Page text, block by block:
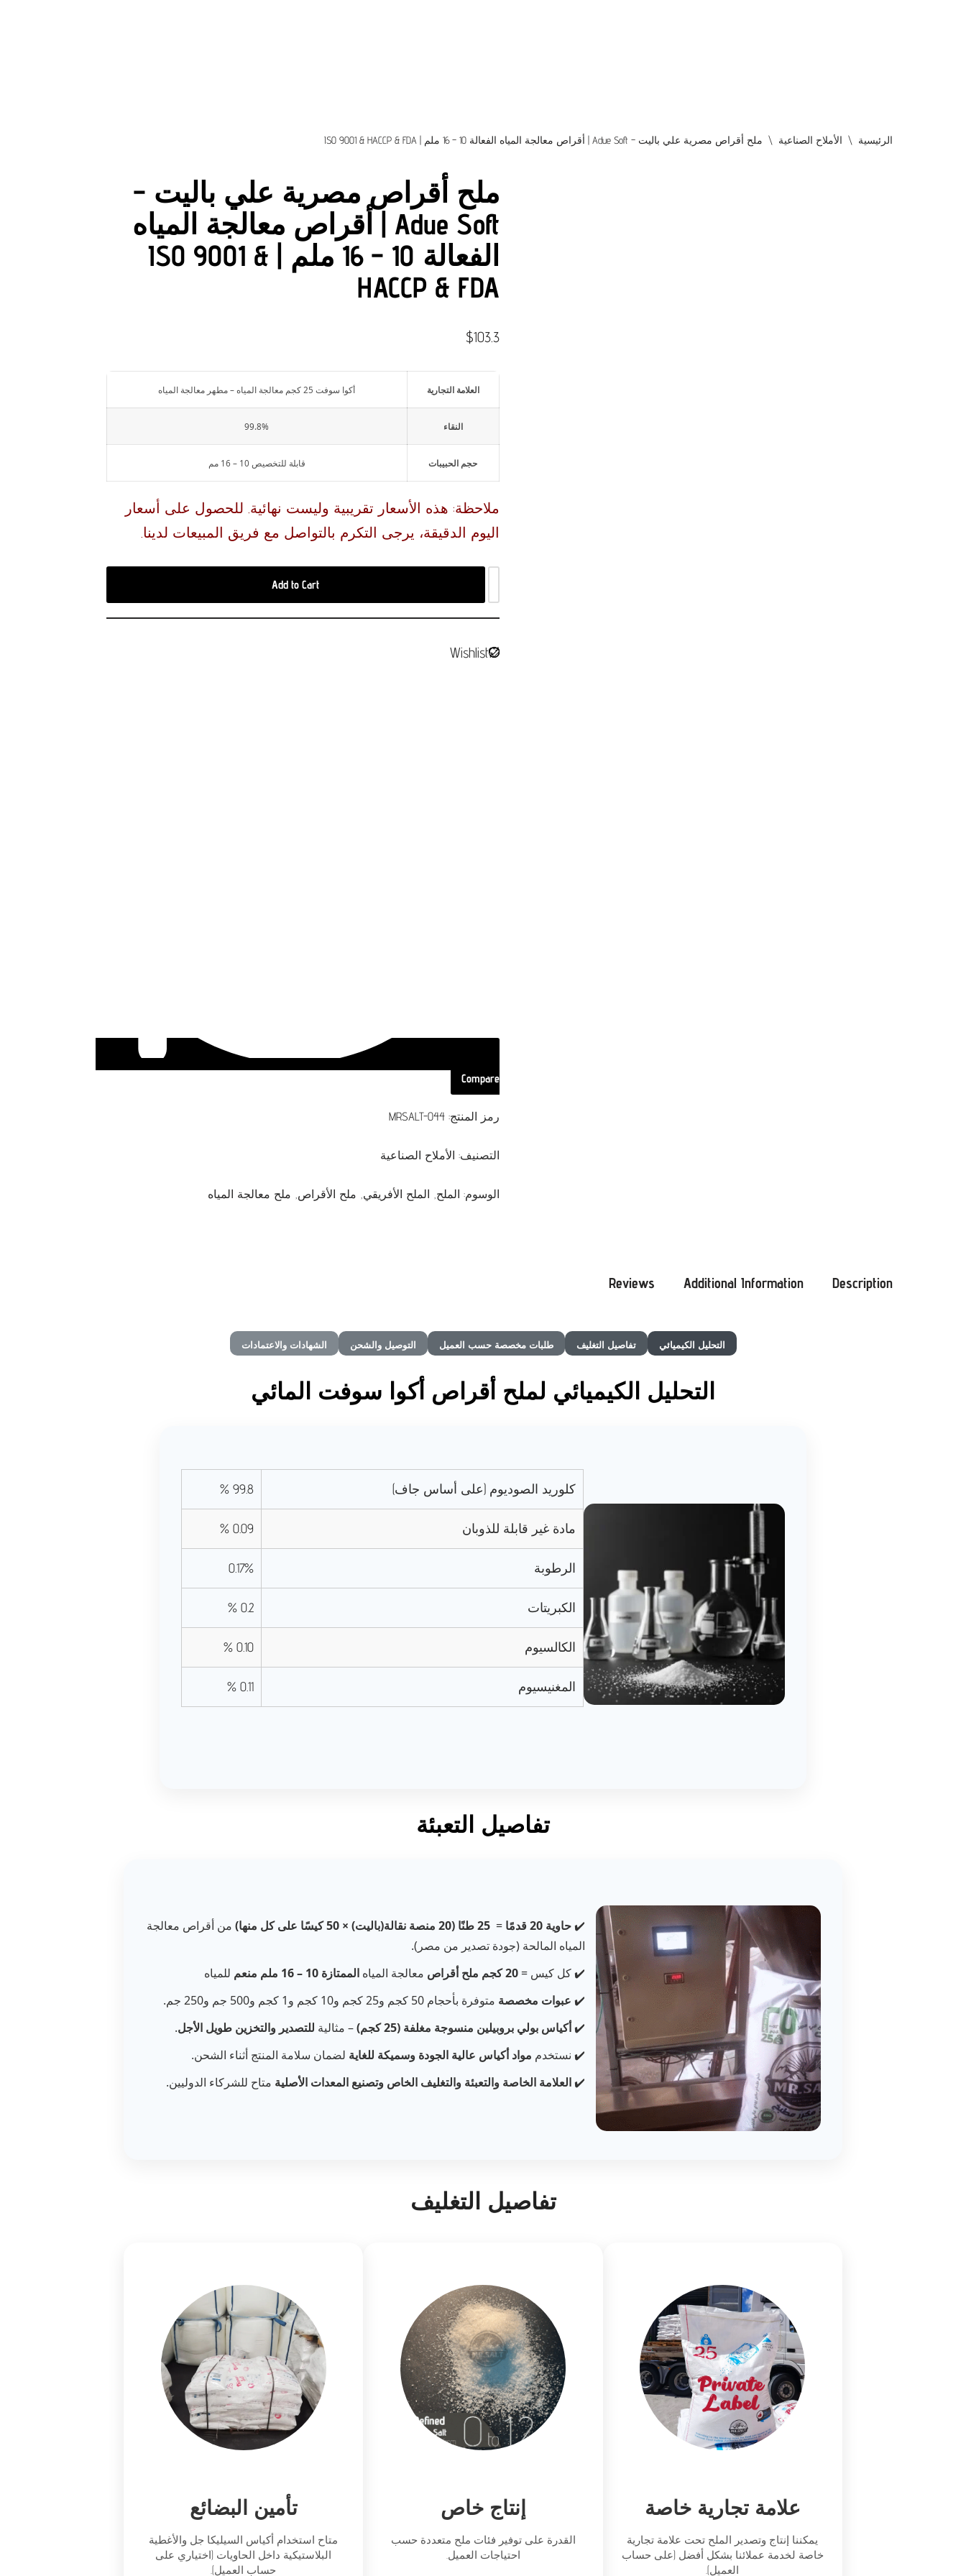
الرئيسية \ الأملاح الصناعية \ ملح أقراص مصرية علي باليت – Adue Soft | أقراص معالجة المياه الفعالة 10 – 16 ملم | ISO 9001 & HACCP & FDA
ملح أقراص مصرية علي باليت –
Adue Soft | أقراص معالجة المياه
الفعالة 10 – 16 ملم | ISO 9001 &
HACCP & FDA
$103.3
العلامة التجارية أكوا سوفت 25 كجم معالجة المياه – مطهر معالجة المياه
النقاء 99.8%
حجم الحبيبات قابلة للتخصيص 10 – 16 مم
ملاحظة: هذه الأسعار تقريبية وليست نهائية. للحصول على أسعار
اليوم الدقيقة، يرجى التكرم بالتواصل مع فريق المبيعات لدينا.
Add to Cart
Wishlist
Compare
رمز المنتج:MRSALT-044
التصنيف: الأملاح الصناعية
الوسوم: الملح, الملح الأفريقي, ملح الأقراص, ملح معالجة المياه
Description
Additional Information
Reviews
التحليل الكيميائي تفاصيل التغليف طلبات مخصصة حسب العميل التوصيل والشحن الشهادات والاعتمادات
التحليل الكيميائي لملح أقراص أكوا سوفت المائي
كلوريد الصوديوم (على أساس جاف) 99.8 %
مادة غير قابلة للذوبان 0.09 %
الرطوبة 0.17%
الكبريتات 0.2 %
الكالسيوم 0.10 %
المغنيسيوم 0.11 %
تفاصيل التعبئة
✔️حاوية 20 قدمًا =25 طنًا (20 منصة نقالة(باليت) × 50 كيسًا على كل منها)
من أقراص معالجة
المياه المالحة (جودة تصدير من مصر).
✔️ كل كيس =20 كجم ملح أقراص معالجة المياهالممتازة10 – 16 ملم منعم
للمياه
✔️ عبوات مخصصة متوفرة بأحجام 50 كجم و25 كجم و10 كجم و1 كجم و500 جم و250 جم.
✔️أكياس بولي بروبيلين منسوجة مغلفة (25 كجم) – مثالية للتصدير والتخزين طويل الأجل.
✔️ نستخدم مواد أكياس عالية الجودة وسميكة للغاية لضمان سلامة المنتج أثناء الشحن.
✔️العلامة الخاصة والتعبئة والتغليف الخاص وتصنيع المعدات الأصلية متاح للشركاء الدوليين.
تفاصيل التغليف
علامة تجارية خاصة
يمكننا إنتاج وتصدير الملح تحت علامة تجارية
خاصة لخدمة عملائنا بشكل أفضل (على حساب
العميل).
إنتاج خاص
القدرة على توفير فئات ملح متعددة حسب
احتياجات العميل.
تأمين البضائع
متاح استخدام أكياس السيليكا جل والأغطية
البلاستيكية داخل الحاويات (اختياري على
حساب العميل).